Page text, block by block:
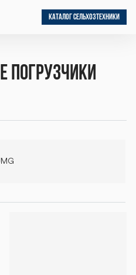
КАТАЛОГ СЕЛЬХОЗТЕХНИКИ
погрузчики